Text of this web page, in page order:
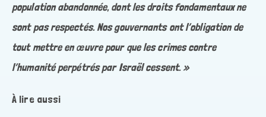
population abandonnée, dont les droits fondamentaux ne
sont pas respectés. Nos gouvernants ont l’obligation de
tout mettre en œuvre pour que les crimes contre
l’humanité perpétrés par Israël cessent. »
À lire aussi